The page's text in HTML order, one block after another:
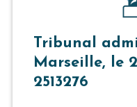
Tribunal
Marseille, le
2513276